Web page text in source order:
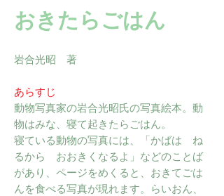
おきたらごはん
岩合光昭 著
あらすじ
動物写真家の岩合光昭氏の写真絵本。動
物はみな、寝て起きたらごはん。
寝ている動物の写真には、「かばは ね
るから おおきくなるよ」などのことば
があり、ページをめくると、おきてごは
んを食べる写真が現れます。らいおん、